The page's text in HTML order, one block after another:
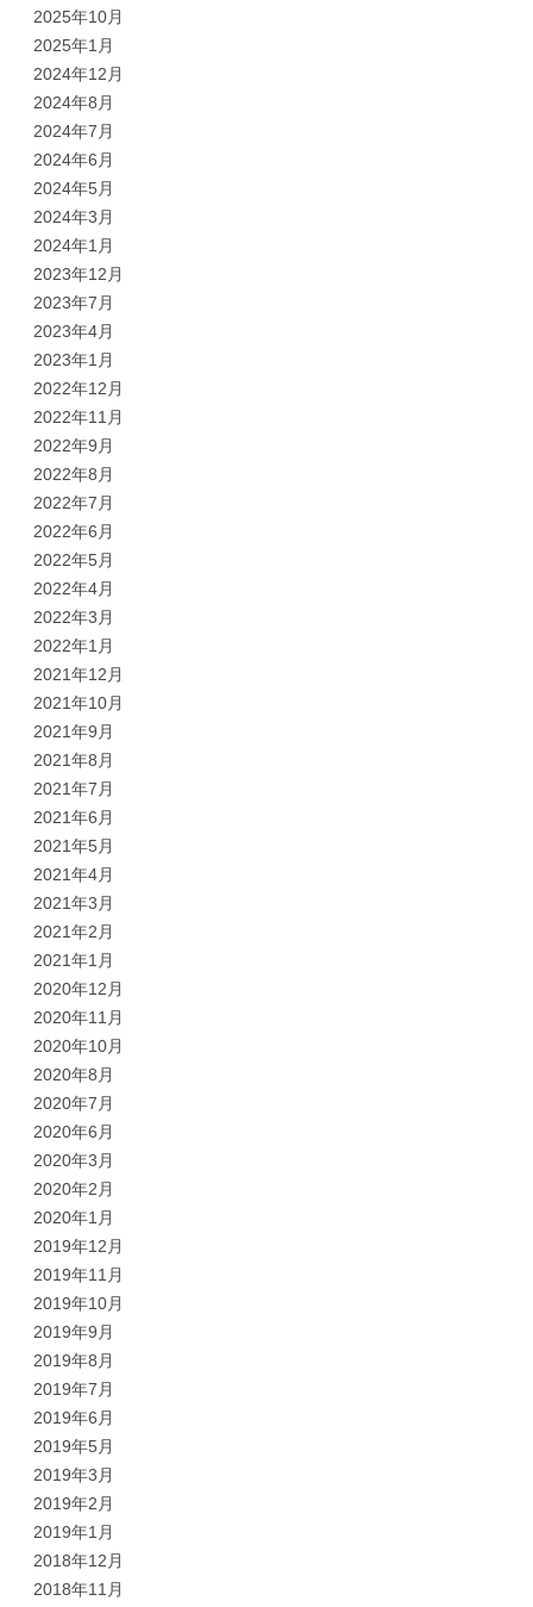
2025年10月
2025年1月
2024年12月
2024年8月
2024年7月
2024年6月
2024年5月
2024年3月
2024年1月
2023年12月
2023年7月
2023年4月
2023年1月
2022年12月
2022年11月
2022年9月
2022年8月
2022年7月
2022年6月
2022年5月
2022年4月
2022年3月
2022年1月
2021年12月
2021年10月
2021年9月
2021年8月
2021年7月
2021年6月
2021年5月
2021年4月
2021年3月
2021年2月
2021年1月
2020年12月
2020年11月
2020年10月
2020年8月
2020年7月
2020年6月
2020年3月
2020年2月
2020年1月
2019年12月
2019年11月
2019年10月
2019年9月
2019年8月
2019年7月
2019年6月
2019年5月
2019年3月
2019年2月
2019年1月
2018年12月
2018年11月